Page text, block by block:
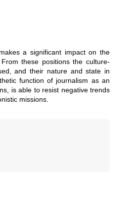
a significant impact on the
these positions the culture-
and their nature and state in
function of journalism as an
is able to resist negative trends
missions.